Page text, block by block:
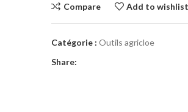
Compare Add to wishlist
Catégorie : Outils agricloe
Share: